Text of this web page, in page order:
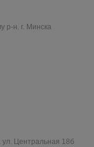
р-н. г. Минска
Центральная 18б